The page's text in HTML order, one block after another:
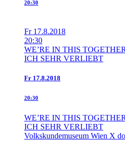
20:30
Fr 17.8.2018
20:30
WE’RE IN THIS
ICH SEHR VERLIEBT
Fr 17.8.2018
20:30
WE’RE IN THIS
ICH SEHR VERLIEBT
Volkskundemuseum Wien X